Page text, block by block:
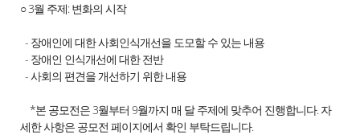
○ 3월 주제: 변화의 시작
- 장애인에 대한 사회인식개선을 도모할 수 있는 내용
- 장애인 인식개선에 대한 전반
- 사회의 편견을 개선하기 위한 내용
*본 공모전은 3월부터 9월까지 매 달 주제에 맞추어 진행합니다. 자
세한 사항은 공모전 페이지에서 확인 부탁드립니다.